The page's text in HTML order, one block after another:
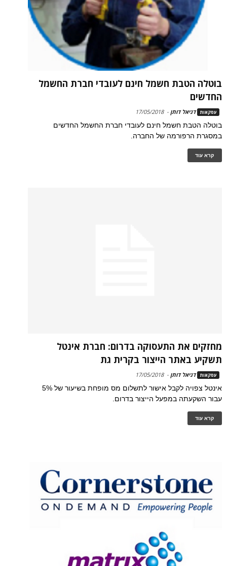
בוטלה הטבת חשמל חינם לעובדי חברת החשמל
החדשים
עסקאות דניאל דותן -
17/05/2018
בוטלה הטבת חשמל חינם לעובדי חברת החשמל החדשים
במסגרת הרפורמה של החברה.
קרא עוד
מחזקים את התעסוקה בדרום: חברת אינטל
תשקיע באתר הייצור בקרית גת
עסקאות דניאל דותן -
17/05/2018
אינטל צפויה לקבל אישור לתשלום מס מופחת בשיעור של 5%
עבור השקעתה במפעל הייצור בדרום.
קרא עוד